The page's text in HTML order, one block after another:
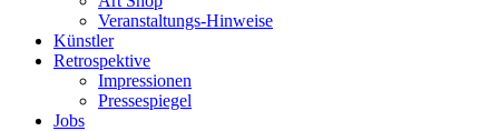
Veranstaltungs-Hinweise
Künstler
Retrospektive
Impressionen
Pressespiegel
Jobs